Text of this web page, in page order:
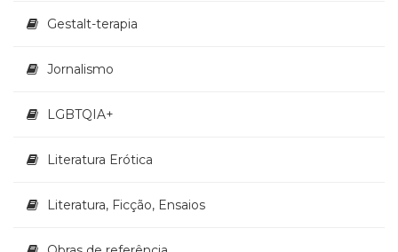
(22)
africanos
Terapia
Treinamento
RH
Turismo
Gestalt-terapia
Jornalismo
LGBTQIA+
Literatura Erótica
Literatura, Ficção, Ensaios